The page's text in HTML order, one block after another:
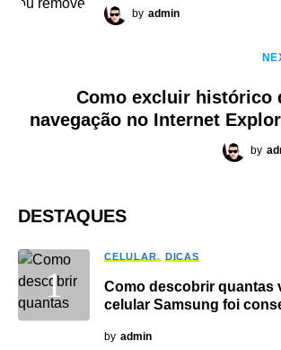
by admin
Como excluir histórico
navegação no Internet
by
DESTAQUES
CELULAR DICAS
Como descobrir quantas
celular Samsung foi
by admin